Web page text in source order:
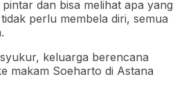
dan bisa melihat apa yang
perlu membela diri, semua
keluarga berencana
makam Soeharto di Astana